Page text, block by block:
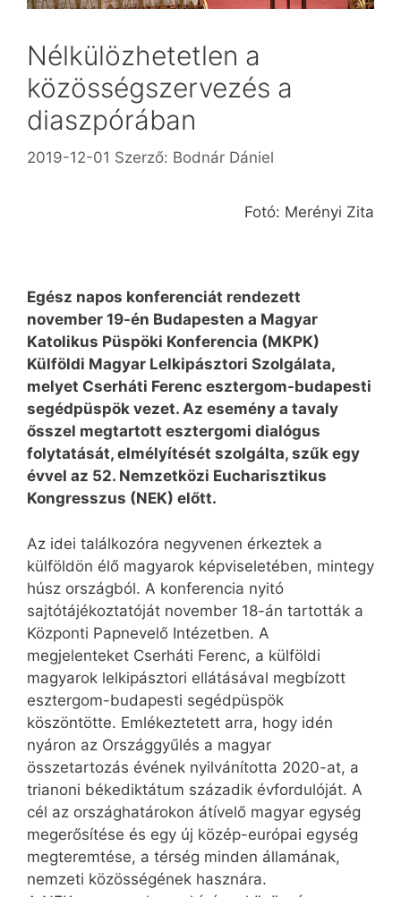
Nélkülözhetetlen a
közösségszervezés a
diaszpórában
2019-12-01 Szerző: Bodnár Dániel
Fotó: Merényi Zita
Egész napos konferenciát rendezett
november 19-én Budapesten a Magyar
Katolikus Püspöki Konferencia (MKPK)
Külföldi Magyar Lelkipásztori Szolgálata,
melyet Cserháti Ferenc esztergom-budapesti
segédpüspök vezet. Az esemény a tavaly
ősszel megtartott esztergomi dialógus
folytatását, elmélyítését szolgálta, szűk egy
évvel az 52. Nemzetközi Eucharisztikus
Kongresszus (NEK) előtt.
Az idei találkozóra negyvenen érkeztek a
külföldön élő magyarok képviseletében, mintegy
húsz országból. A konferencia nyitó
sajtótájékoztatóját november 18-án tartották a
Központi Papnevelő Intézetben. A
megjelenteket Cserháti Ferenc, a külföldi
magyarok lelkipásztori ellátásával megbízott
esztergom-budapesti segédpüspök
köszöntötte. Emlékeztetett arra, hogy idén
nyáron az Országgyűlés a magyar
összetartozás évének nyilvánította 2020-at, a
trianoni békediktátum századik évfordulóját. A
cél az országhatárokon átívelő magyar egység
megerősítése és egy új közép-európai egység
megteremtése, a térség minden államának,
nemzeti közösségének hasznára.